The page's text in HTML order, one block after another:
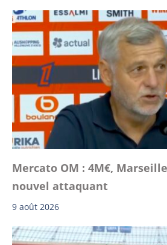
Mercato OM : 4M€,
nouvel attaquant
9 août 2026